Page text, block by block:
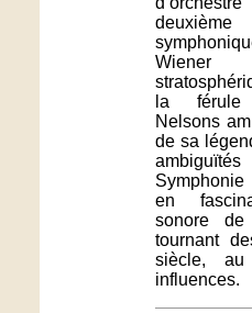
Wiener
la férule
Nelsons
de sa
en
sonore
tournant
siècle, au
influences.